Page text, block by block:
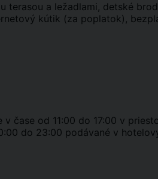
terasou a ležadlami, detské
kútik (za poplatok),
čase od 11:00 do 17:00 v
do 23:00 podávané v